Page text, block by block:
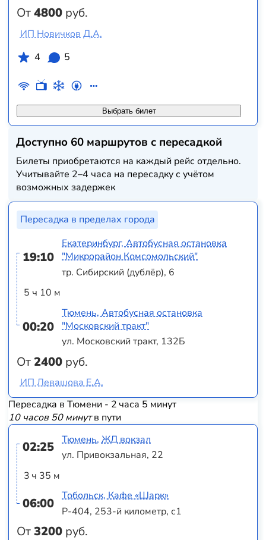
От4800 руб.
Выбрать билет
ИП Новичков Д.А.
4
5
Доступно 60 маршрутов с пересадкой
Билеты приобретаются на каждый рейс отдельно.
Учитывайте 2–4 часа на пересадку с учётом
возможных задержек
Пересадка в пределах города
19:10
5 ч 10 м
00:20
От2400 руб.
Екатеринбург, Автобусная остановка
"Микрорайон Комсомольский"
тр. Сибирский (дублёр), 6
Тюмень, Автобусная остановка
"Московский тракт"
ул. Московский тракт, 132Б
ИП Левашова Е.А.
Пересадка в Тюмени - 2 часа 5 минут
10 часов 50 минутв пути
02:25
3 ч 35 м
06:00
От3200 руб.
Тюмень, ЖД вокзал
ул. Привокзальная, 22
Тобольск, Кафе «Шарк»
Р-404, 253-й километр, с1